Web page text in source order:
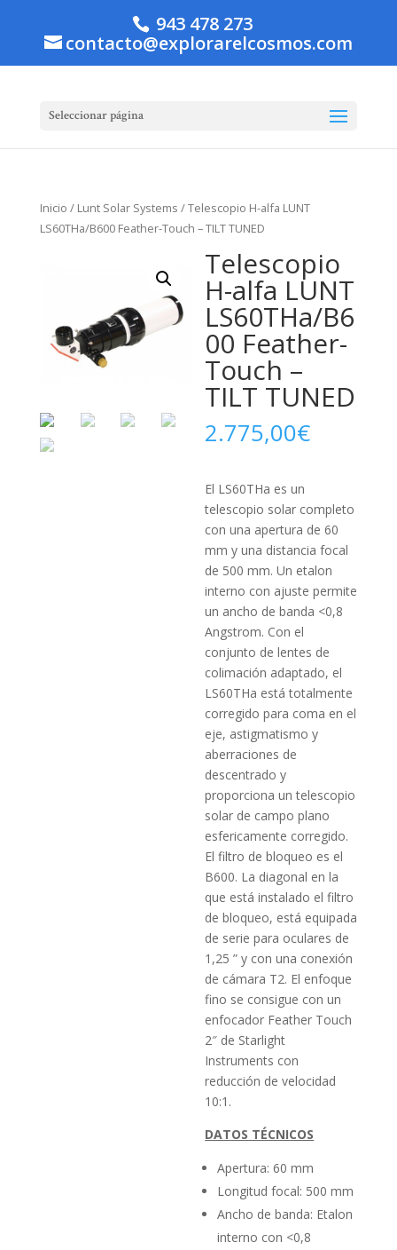
943 478 273
contacto@explorarelcosmos.com
Seleccionar página
Inicio / Lunt Solar Systems / Telescopio H-alfa LUNT
LS60THa/B600 Feather-Touch – TILT TUNED
Telescopio
H-alfa LUNT
LS60THa/B6
00 Feather-
Touch –
TILT TUNED
2.775,00€
El LS60THa es un
telescopio solar completo
con una apertura de 60
mm y una distancia focal
de 500 mm. Un etalon
interno con ajuste permite
un ancho de banda <0,8
Angstrom. Con el
conjunto de lentes de
colimación adaptado, el
LS60THa está totalmente
corregido para coma en el
eje, astigmatismo y
aberraciones de
descentrado y
proporciona un telescopio
solar de campo plano
esfericamente corregido.
El filtro de bloqueo es el
B600. La diagonal en la
que está instalado el filtro
de bloqueo, está equipada
de serie para oculares de
1,25 ” y con una conexión
de cámara T2. El enfoque
fino se consigue con un
enfocador Feather Touch
2″ de Starlight
Instruments con
reducción de velocidad
10:1.
DATOS TÉCNICOS
Apertura: 60 mm
Longitud focal: 500 mm
Ancho de banda: Etalon
interno con <0,8